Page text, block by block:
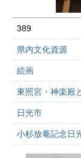
389
県内文化資源
絵画
東照宮・神楽殿
日光市
小杉放菴記念日